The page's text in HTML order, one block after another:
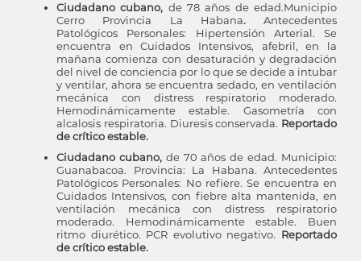
Ciudadano cubano, de 78 años de edad.Municipio
Cerro Provincia La Habana. Antecedentes
Patológicos Personales: Hipertensión Arterial. Se
encuentra en Cuidados Intensivos, afebril, en la
mañana comienza con desaturación y degradación
del nivel de conciencia por lo que se decide a intubar
y ventilar, ahora se encuentra sedado, en ventilación
mecánica con distress respiratorio moderado.
Hemodinámicamente estable. Gasometría con
alcalosis respiratoria. Diuresis conservada. Reportado
de crítico estable.
Ciudadano cubano, de 70 años de edad. Municipio:
Guanabacoa. Provincia: La Habana. Antecedentes
Patológicos Personales: No refiere. Se encuentra en
Cuidados Intensivos, con fiebre alta mantenida, en
ventilación mecánica con distress respiratorio
moderado. Hemodinámicamente estable. Buen
ritmo diurético. PCR evolutivo negativo. Reportado
de crítico estable.